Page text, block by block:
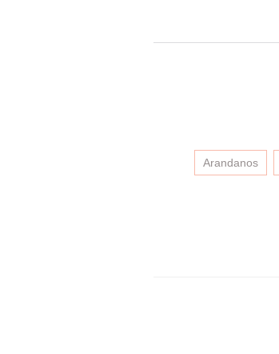
Arandanos